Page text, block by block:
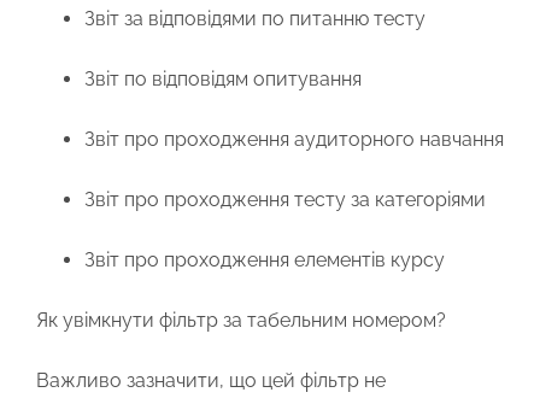
Звіт за відповідями по питанню тесту
Звіт по відповідям опитування
Звіт про проходження аудиторного навчання
Звіт про проходження тесту за категоріями
Звіт про проходження елементів курсу
Як увімкнути фільтр за табельним номером?
Важливо зазначити, що цей фільтр не